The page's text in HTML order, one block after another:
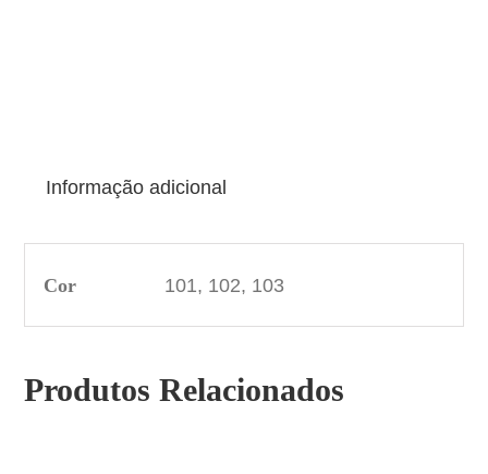
Informação adicional
Cor 101, 102, 103
Produtos Relacionados